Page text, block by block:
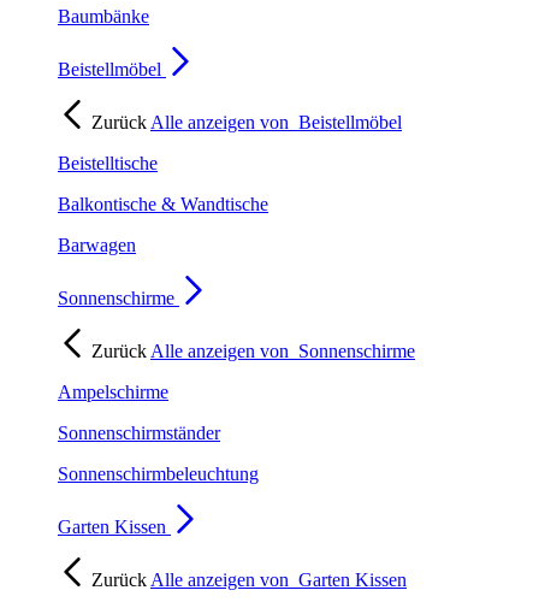
Baumbänke
Beistellmöbel
Zurück Alle anzeigen von Beistellmöbel
Beistelltische
Balkontische & Wandtische
Barwagen
Sonnenschirme
Zurück Alle anzeigen von Sonnenschirme
Ampelschirme
Sonnenschirmständer
Sonnenschirmbeleuchtung
Garten Kissen
Zurück Alle anzeigen von Garten Kissen